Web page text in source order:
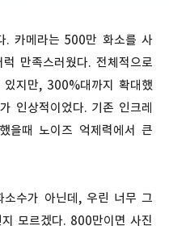
. 카메라는 500만 화소를 사
만족스러웠다. 전체적으로
있지만, 300%대까지 확대했
인상적이었다. 기존 인크레
을때 노이즈 억제력에서 큰
수가 아닌데, 우린 너무 그
모르겠다. 800만이면 사진